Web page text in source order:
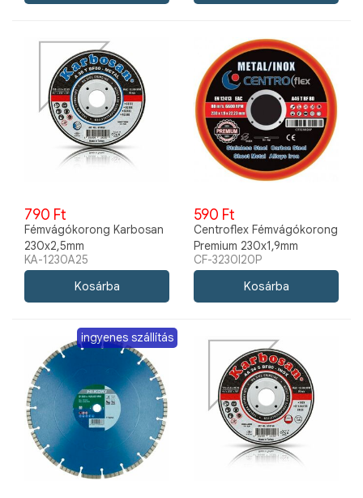
790 Ft
Fémvágókorong Karbosan
230x2,5mm
KA-1230A25
590 Ft
Centroflex Fémvágókorong
Premium 230x1,9mm
CF-3230I20P
ingyenes szállítás